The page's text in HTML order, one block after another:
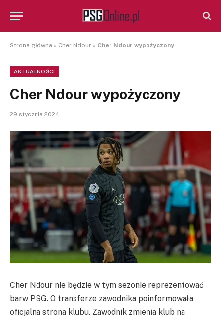
Strona główna » Cher Ndour » Cher Ndour wypożyczony
AKTUALNOŚCI
Cher Ndour wypożyczony
29 stycznia 2024
Cher Ndour nie będzie w tym sezonie reprezentować
barw PSG. O transferze zawodnika poinformowała
oficjalna strona klubu. Zawodnik zmienia klub na